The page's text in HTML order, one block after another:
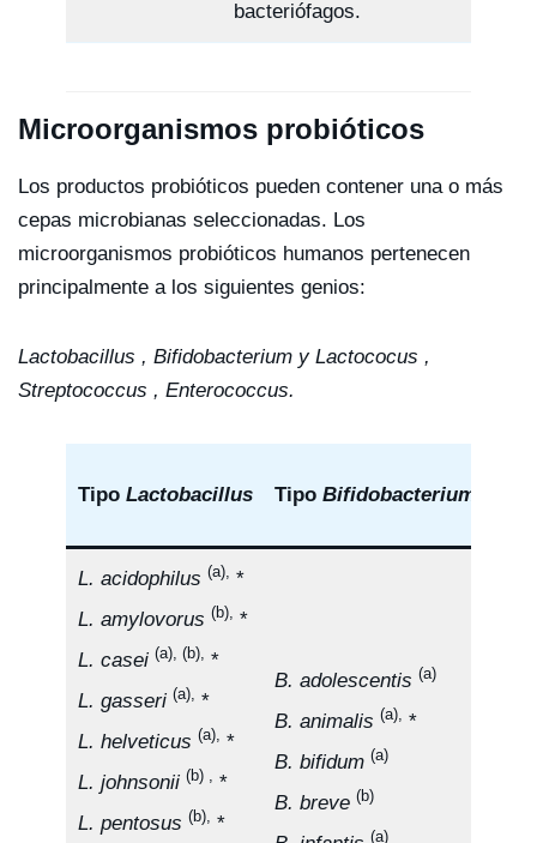
bacteriófagos.
Microorganismos probióticos
Los productos probióticos pueden contener una o más
cepas microbianas seleccionadas. Los
microorganismos probióticos humanos pertenecen
principalmente a los siguientes genios:
Lactobacillus , Bifidobacterium y Lactococus ,
Streptococcus , Enterococcus.
Tipo Lactobacillus Tipo Bifidobacterium
L. acidophilus (a), *
L. amylovorus (b), *
L. casei (a), (b), *
L. gasseri (a), *
L. helveticus (a), *
L. johnsonii (b) , *
L. pentosus (b), *
B. adolescentis (a)
B. animalis (a), *
B. bifidum (a)
B. breve (b)
(a)